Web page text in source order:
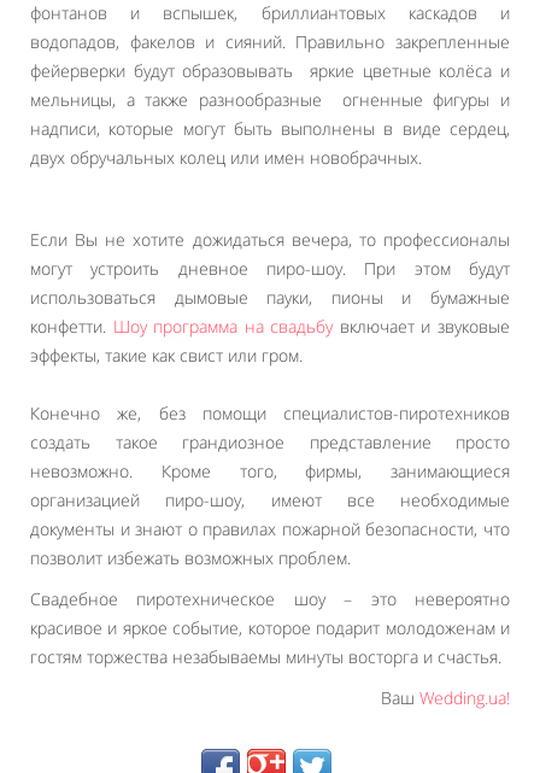
фонтанов и вспышек, бриллиантовых каскадов и
водопадов, факелов и сияний. Правильно закрепленные
фейерверки будут образовывать яркие цветные колёса и
мельницы, а также разнообразные огненные фигуры и
надписи, которые могут быть выполнены в виде сердец,
двух обручальных колец или имен новобрачных.
Если Вы не хотите дожидаться вечера, то профессионалы
могут устроить дневное пиро-шоу. При этом будут
использоваться дымовые пауки, пионы и бумажные
конфетти. Шоу программа на свадьбувключает и звуковые
эффекты, такие как свист или гром.
Конечно же, без помощи специалистов-пиротехников
создать такое грандиозное представление просто
невозможно. Кроме того, фирмы, занимающиеся
организацией пиро-шоу, имеют все необходимые
документы и знают о правилах пожарной безопасности, что
позволит избежать возможных проблем.
Свадебное пиротехническое шоу – это невероятно
красивое и яркое событие, которое подарит молодоженам и
гостям торжества незабываемы минуты восторга и счастья.
Ваш Wedding.ua!